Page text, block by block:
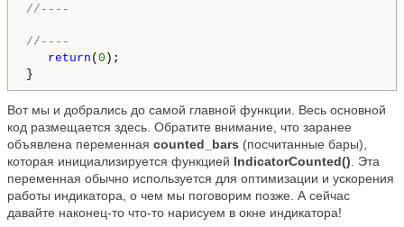
//----
//----
return (0 );
}
Вот мы и добрались до самой главной функции. Весь основной
код размещается здесь. Обратите внимание, что заранее
объявлена переменная counted_bars (посчитанные бары),
которая инициализируется функцией IndicatorCounted() . Эта
переменная обычно используется для оптимизации и ускорения
работы индикатора, о чем мы поговорим позже. А сейчас
давайте наконец-то что-то нарисуем в окне индикатора!